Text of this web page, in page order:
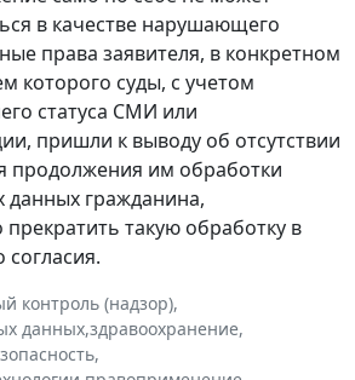
в качестве нарушающего
права заявителя, в конкретном
которого суды, с учетом
статуса СМИ или
пришли к выводу об отсутствии
продолжения им обработки
данных гражданина,
такую обработку в
согласия.
контроль (надзор),
данных,здравоохранение,
,